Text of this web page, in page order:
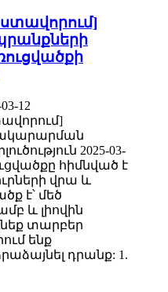
12
2025-03-
հիմնված է
վրա և
է՝ մեծ
և լիովին
տարբեր
ենք
դրանք: 1.